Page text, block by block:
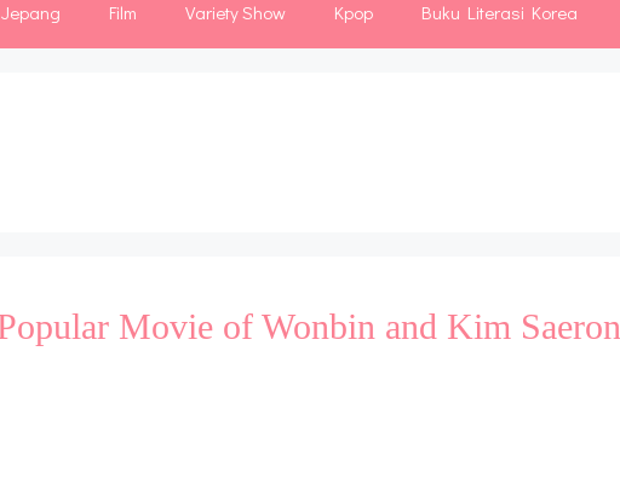
Film Variety Show Kpop Buku Literasi Korea
Movie of Wonbin and Kim Saeron